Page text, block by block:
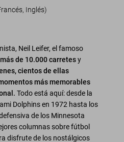
Inglés)
Neil Leifer, el famoso
más de 10.000 carretesy
cientos de ellas
más memorables
Todo está aquí: desde la
Dolphins en 1972 hasta los
de los Minnesota
columnas sobre fútbol
disfrute de los nostálgicos